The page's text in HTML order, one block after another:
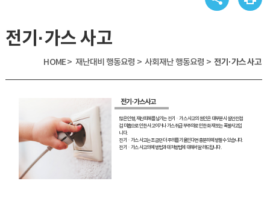
전기·가스 사고
HOME > 재난대비 행동요령 > 사회재난 행동요령 > 전기·가스 사고
전기·가스사고
많은 인명, 재산피해를 남기는 전기ㆍ가스 사고의 원인은 대부분 시설 안전점
검 미흡으로 인한 사고이거나 가스 취급 부주의로 인한 화재 또는 폭발사고입
니다.
전기ㆍ가스 사고는 조금만 더 주의를 기울인다면 충분히 예방할 수 있습니다.
전기ㆍ가스 사고의 예방법과 대처방법에 대해서 알려드립니다.